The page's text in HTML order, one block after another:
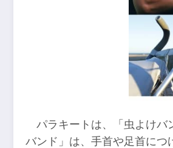
パラキートは、「虫よけバ
バンド」は、手首や足首につ